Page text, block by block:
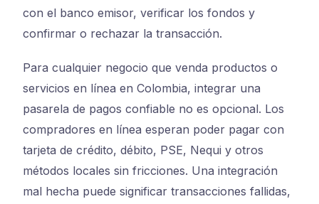
con el banco emisor, verificar los fondos y
confirmar o rechazar la transacción.
Para cualquier negocio que venda productos o
servicios en línea en Colombia, integrar una
pasarela de pagos confiable no es opcional. Los
compradores en línea esperan poder pagar con
tarjeta de crédito, débito, PSE, Nequi y otros
métodos locales sin fricciones. Una integración
mal hecha puede significar transacciones fallidas,